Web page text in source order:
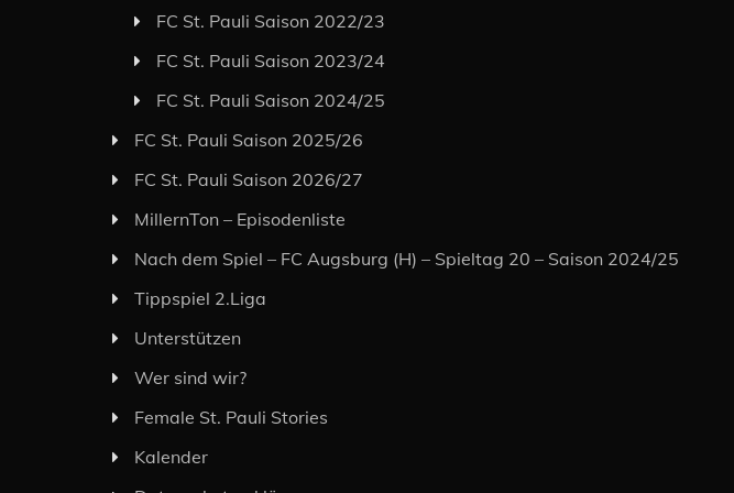
FC St. Pauli Saison 2022/23
FC St. Pauli Saison 2023/24
FC St. Pauli Saison 2024/25
FC St. Pauli Saison 2025/26
FC St. Pauli Saison 2026/27
MillernTon – Episodenliste
Nach dem Spiel – FC Augsburg (H) – Spieltag 20 – Saison 2024/25
Tippspiel 2.Liga
Unterstützen
Wer sind wir?
Female St. Pauli Stories
Kalender